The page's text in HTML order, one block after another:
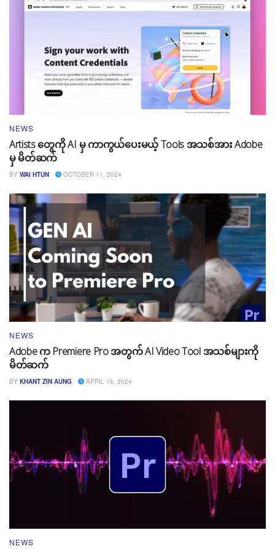
NEWS
Artists တွေကို AI မှ ကာကွယ်ပေးမယ့် Tools အသစ်အား Adobe
မှ မိတ်ဆက်
BY WAI HTUN OCTOBER 11, 2024
NEWS
Adobe က Premiere Pro အတွက် AI Video Tool အသစ်များကို
မိတ်ဆက်
BY KHANT ZIN AUNG APRIL 16, 2024
NEWS